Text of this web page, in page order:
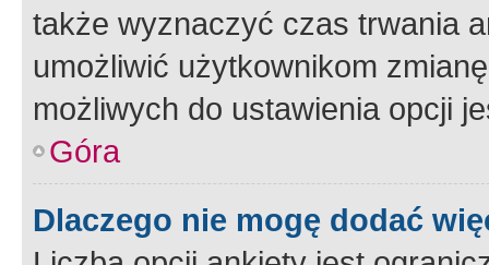
także wyznaczyć czas trwania
umożliwić użytkownikom
możliwych do ustawienia opcji
Góra
Dlaczego nie mogę dodać